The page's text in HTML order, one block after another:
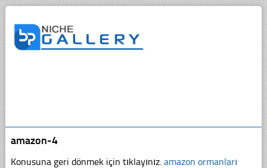
amazon-4
Konusuna geri dönmek için tıklayınız. amazon ormanları